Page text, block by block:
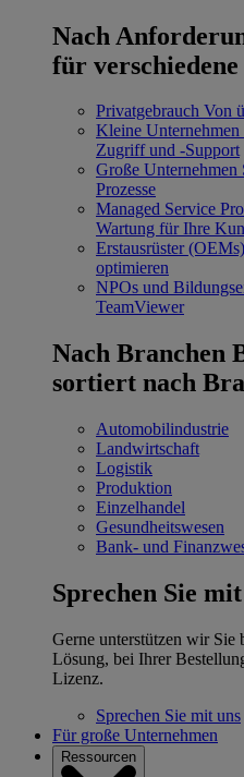
Nach
für verschiedene
Privatgebrauch Von
Kleine Unternehmen
Zugriff und -Support
Große Unternehmen
Prozesse
Managed Service
Wartung für Ihre
Erstausrüster (OEMs)
optimieren
NPOs und
TeamViewer
Nach Branchen
sortiert nach
Automobilindustrie
Landwirtschaft
Logistik
Produktion
Einzelhandel
Gesundheitswesen
Bank- und
Sprechen Sie
Gerne unterstützen wir Sie
Lösung, bei Ihrer
Lizenz.
Sprechen Sie mit uns
Für große Unternehmen
Ressourcen